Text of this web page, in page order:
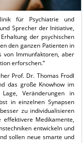
für Psychiatrie und
Sprecher der Initiative,
der psychischen
den ganzen Patienten in
von Immunfaktoren, aber
erforschen.“
Prof. Dr. Thomas Frodl
das große Knowhow im
Veränderungen in
in einzelnen Synapsen
zu individualisieren
Medikamente,
entwickeln und
sollen neue smarte und